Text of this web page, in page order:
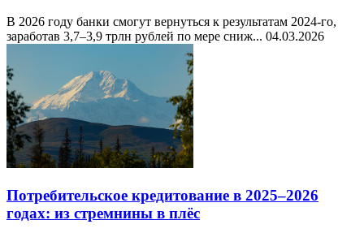
В 2026 году банки смогут вернуться к результатам 2024-го,
заработав 3,7–3,9 трлн рублей по мере сниж... 04.03.2026
Потребительское кредитование в 2025–2026
годах: из стремнины в плёс